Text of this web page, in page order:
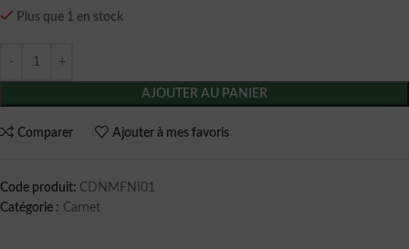
Plus que 1 en stock
AJOUTER AU PANIER
Comparer Ajouter à mes favoris
Code produit: CDNMFNI01
Catégorie : Carnet